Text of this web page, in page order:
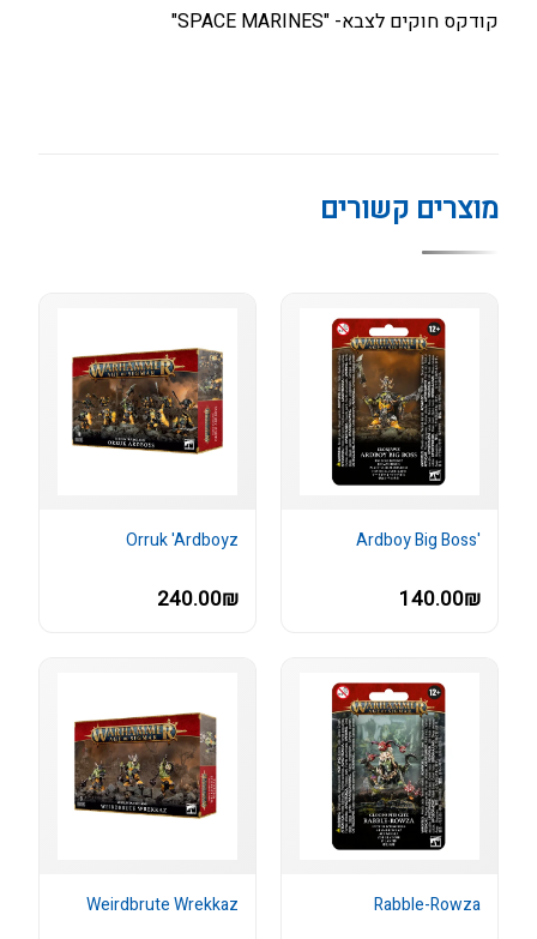
קודקס חוקים לצבא- "SPACE MARINES"
מוצרים קשורים
'Ardboy Big Boss
140.00₪
Orruk 'Ardboyz
240.00₪
Rabble-Rowza
Weirdbrute Wrekkaz